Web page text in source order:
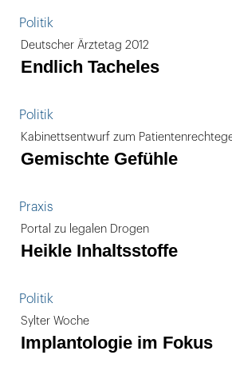
Politik
Deutscher Ärztetag 2012
Endlich Tacheles
Politik
Kabinettsentwurf zum
Gemischte Gefühle
Praxis
Portal zu legalen Drogen
Heikle Inhaltsstoffe
Politik
Sylter Woche
Implantologie im Fokus